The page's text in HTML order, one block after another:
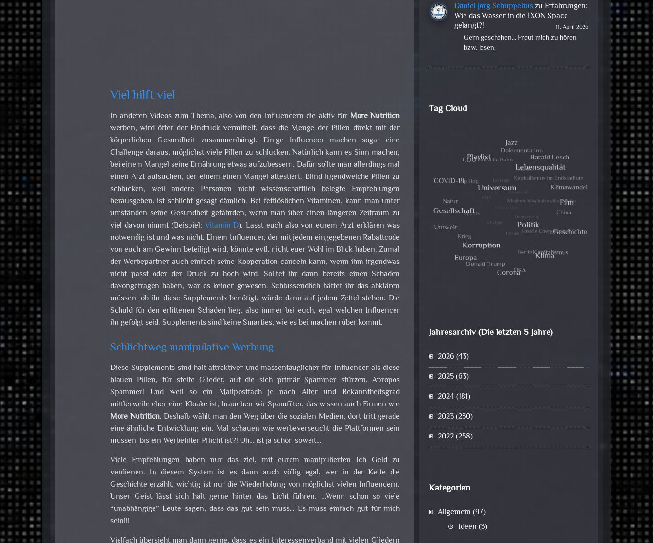
Viel hilft viel
In anderen Videos zum Thema, also von den Influencern die aktiv für More Nutrition
werben, wird öfter der Eindruck vermittelt, dass die Menge der Pillen direkt mit der
körperlichen Gesundheit zusammenhängt. Einige Influencer machen sogar eine
Challenge daraus, möglichst viele Pillen zu schlucken. Natürlich kann es Sinn machen,
bei einem Mangel seine Ernährung etwas aufzubessern. Dafür sollte man allerdings mal
einen Arzt aufsuchen, der einem einen Mangel attestiert. Blind irgendwelche Pillen zu
schlucken, weil andere Personen nicht wissenschaftlich belegte Empfehlungen
herausgeben, ist schlicht gesagt dämlich. Bei fettlöslichen Vitaminen, kann man unter
umständen seine Gesundheit gefährden, wenn man über einen längeren Zeitraum zu
viel davon nimmt (Beispiel: Vitamin D). Lasst euch also von eurem Arzt erklären was
notwendig ist und was nicht. Einem Influencer, der mit jedem eingegebenen Rabattcode
von euch am Gewinn beteiligt wird, könnte evtl. nicht euer Wohl im Blick haben. Zumal
der Werbepartner auch einfach seine Kooperation canceln kann, wenn ihm irgendwas
nicht passt oder der Druck zu hoch wird. Solltet ihr dann bereits einen Schaden
davongetragen haben, war es keiner gewesen. Schlussendlich hättet ihr das abklären
müssen, ob ihr diese Supplements benötigt, würde dann auf jedem Zettel stehen. Die
Schuld für den erlittenen Schaden liegt also immer bei euch, egal welchen Influencer
ihr gefolgt seid. Supplements sind keine Smarties, wie es bei machen rüber kommt.
Schlichtweg manipulative Werbung
Diese Supplements sind halt attraktiver und massentauglicher für Influencer als diese
blauen Pillen, für steife Glieder, auf die sich primär Spammer stürzen. Apropos
Spammer! Und weil so ein Mailpostfach je nach Alter und Bekanntheitsgrad
mittlerweile eher eine Kloake ist, brauchen wir Spamfilter, das wissen auch Firmen wie
More Nutrition. Deshalb wählt man den Weg über die sozialen Medien, dort tritt gerade
eine ähnliche Entwicklung ein. Mal schauen wie werbeverseucht die Plattformen sein
müssen, bis ein Werbefilter Pflicht ist?! Oh… ist ja schon soweit…
Viele Empfehlungen haben nur das ziel, mit eurem manipulierten Ich Geld zu
verdienen. In diesem System ist es dann auch völlig egal, wer in der Kette die
Geschichte erzählt, wichtig ist nur die Wiederholung von möglichst vielen Influencern.
Unser Geist lässt sich halt gerne hinter das Licht führen. …Wenn schon so viele
“unabhängige” Leute sagen, dass das gut sein muss… Es muss einfach gut für mich
sein!!!
Daniel Jörg SchuppeliuszuErfahrungen:
Wie das Wasser in die IXON Space
gelangt?!
11. April 2026
Gern geschehen... Freut mich zu hören
bzw. lesen.
Tag Cloud
Jahresarchiv (Die letzten 5 Jahre)
2026 (43)
2025(63)
2024(181)
2023(230)
2022(258)
Kategorien
Allgemein (97)
Ideen (3)